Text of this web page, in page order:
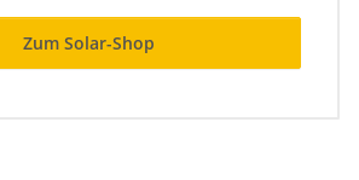
Zum Solar-Shop